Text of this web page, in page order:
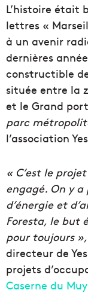
L’histoire était
lettres «
à un avenir
dernières
constructible
située entre la
et le Grand
parc
l’association
« C’est le
engagé. On y
d’énergie et
Foresta, le but
pour toujours »,
directeur de
projets
Caserne du Muy